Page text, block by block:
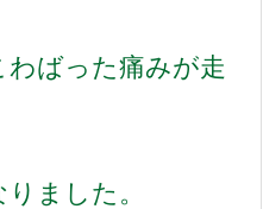
ばった痛みが走
ました。